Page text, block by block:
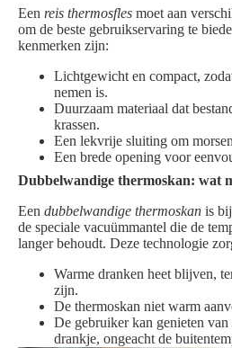
Een reis thermosfles moet aan
om de beste gebruikservaring te
kenmerken zijn:
Lichtgewicht en compact,
nemen is.
Duurzaam materiaal dat
krassen.
Een lekvrije sluiting om
Een brede opening voor
Dubbelwandige thermoskan: wat
Een dubbelwandige thermoskan is
de speciale vacuümmantel die de
langer behoudt. Deze technologie
Warme dranken heet blijven,
zijn.
De thermoskan niet warm
De gebruiker kan genieten
drankje, ongeacht de